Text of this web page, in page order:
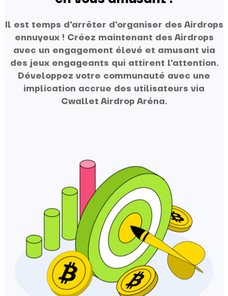
Il est temps d'arrêter d'organiser des Airdrops
ennuyeux ! Créez maintenant des Airdrops
avec un engagement élevé et amusant via
des jeux engageants qui attirent l'attention.
Développez votre communauté avec une
implication accrue des utilisateurs via
Cwallet Airdrop Aréna.